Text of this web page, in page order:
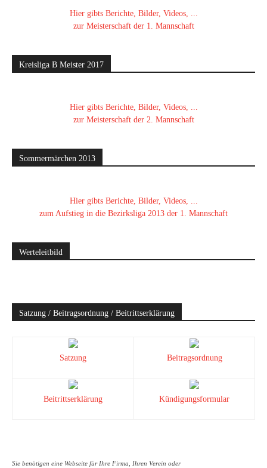
Hier gibts Berichte, Bilder, Videos, ...
zur Meisterschaft der 1. Mannschaft
Kreisliga B Meister 2017
Hier gibts Berichte, Bilder, Videos, ...
zur Meisterschaft der 2. Mannschaft
Sommermärchen 2013
Hier gibts Berichte, Bilder, Videos, ...
zum Aufstieg in die Bezirksliga 2013 der 1. Mannschaft
Werteleitbild
Satzung / Beitragsordnung / Beitrittserklärung
Satzung Beitragsordnung
Beitrittserklärung Kündigungsformular
Sie benötigen eine Webseite für Ihre Firma, Ihren Verein oder